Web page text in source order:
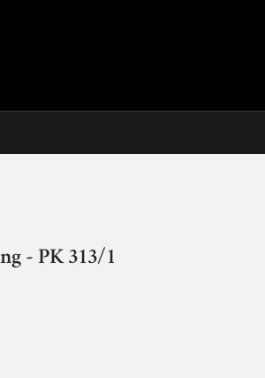
- PK 313/1